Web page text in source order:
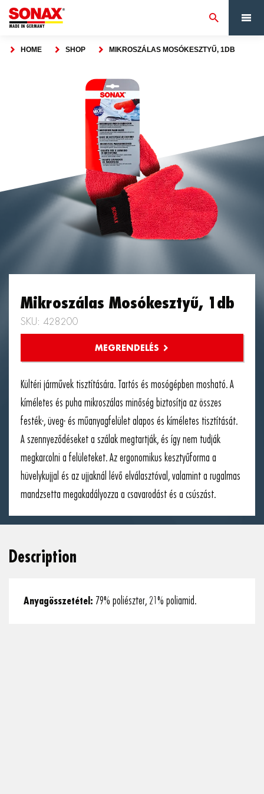
HOME SHOP MIKROSZÁLAS MOSÓKESZTYŰ, 1DB
Mikroszálas Mosókesztyű, 1db
SKU: 428200
Kültéri járművek tisztítására. Tartós és mosógépben mosható. A
kíméletes és puha mikroszálas minőség biztosítja az összes
festék-, üveg- és műanyagfelület alapos és kíméletes tisztítását.
A szennyeződéseket a szálak megtartják, és így nem tudják
megkarcolni a felületeket. Az ergonomikus kesztyűforma a
hüvelykujjal és az ujjaknál lévő elválasztóval, valamint a rugalmas
mandzsetta megakadályozza a csavarodást és a csúszást.
Description
Anyagösszetétel: 79% poliészter, 21% poliamid.